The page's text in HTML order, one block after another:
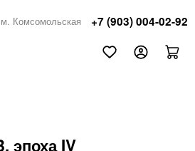
м. Комсомольская +7 (903) 004-02-92
эпоха IV